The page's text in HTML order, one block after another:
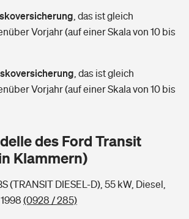
Jetzt Versicherer finden
Jetzt Versicherer finden
viel Geld bekomme ich im Alter?
das ist gleich
Vorjahr (auf einer Skala von 10 bis
das ist gleich
Vorjahr (auf einer Skala von 10 bis
des Ford Transit
Klammern)
(TRANSIT DIESEL-D), 55 kW, Diesel,
(0928 / 285)